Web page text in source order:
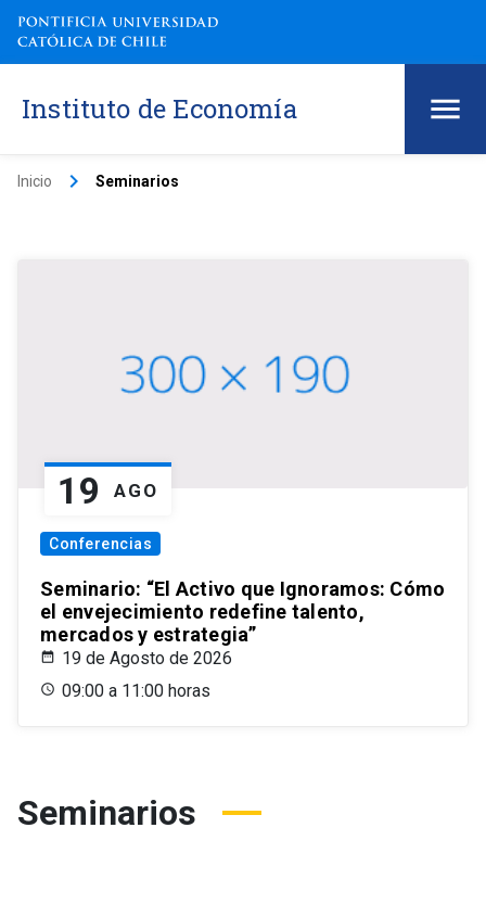
Instituto de Economía
Inicio keyboard_arrow_right Seminarios
19 AGO
Conferencias
Seminario: “El Activo que Ignoramos: Cómo
el envejecimiento redefine talento,
mercados y estrategia”
19 de Agosto de 2026
09:00 a 11:00 horas
Seminarios